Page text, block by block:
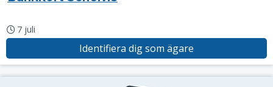
7 juli
Identifiera dig som ägare